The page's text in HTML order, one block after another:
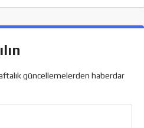
güncellemelerden haberdar